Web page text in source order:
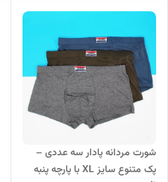
شورت مردانه پادار سه عددی –
پک متنوع سایز XL با پارچه پنبه